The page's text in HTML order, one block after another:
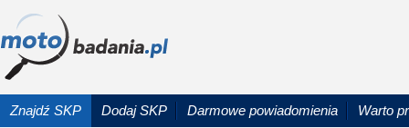
Znajdź SKP Dodaj SKP Darmowe powiadomienia Warto